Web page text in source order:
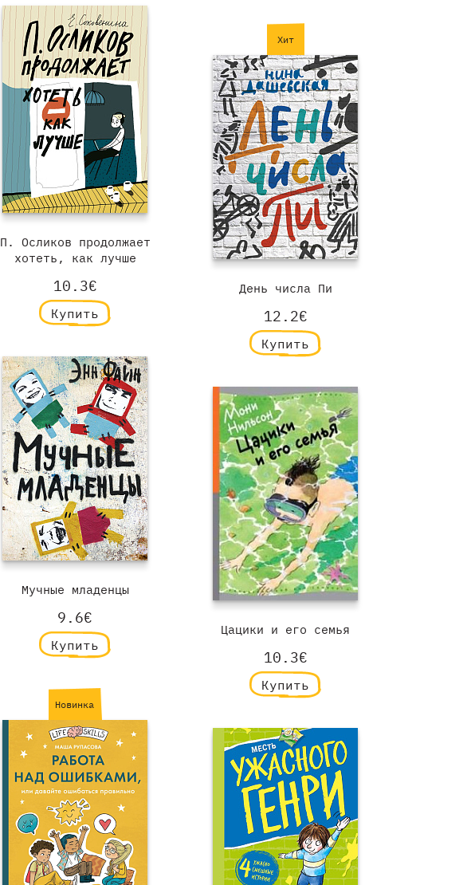
П. Осликов продолжает
хотеть, как лучше
10.3€
Купить
Хит
День числа Пи
12.2€
Купить
Мучные младенцы
9.6€
Купить
Цацики и его семья
10.3€
Купить
Новинка